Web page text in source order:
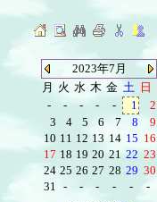
2023年7月
月 火 水 木 金 土 日
-
- - - - 1
2
3
4 5 6 7 8
9
10 11 12 13 14 15 16
17 18 19 20 21 22 23
24 25 26 27 28 29 30
31 - - - - -
-